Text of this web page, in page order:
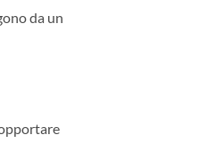
da un